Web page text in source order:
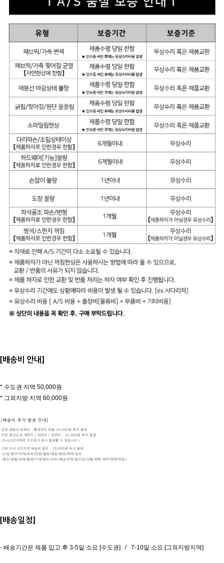
[배송비 안내]
* 수도권 지역 50,000원
* 그외지방 지역 60,000원
[배송일정]
- 배송기간은 제품 입고 후 3-5일 소요 [수도권] / 7-10일 소요 [그외지방지역]